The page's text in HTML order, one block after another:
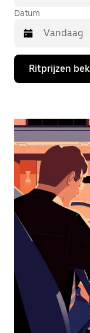
Datum
Druk
de
de
te
openen
een
datum
te
selecteren.
Druk
Escape
agenda
te
sluiten.
Ritprijzen